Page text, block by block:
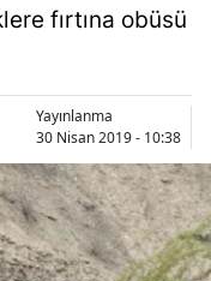
fırtına obüsü
Yayınlanma
30 Nisan 2019 - 10:38